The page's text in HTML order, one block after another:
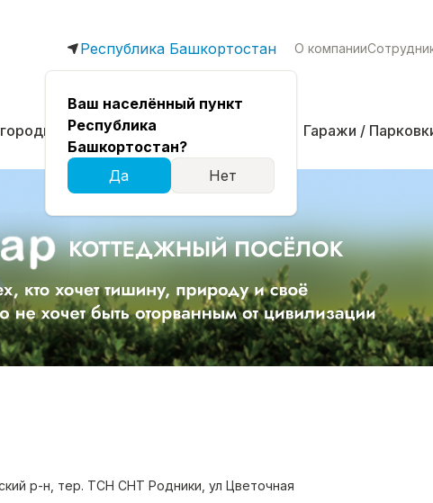
Республика Башкортостан
Ваш населённый пункт
Республика
Башкортостан?
Да
Нет
О компании
Коммерческая Гаражи /
р-н, тер. ТСН СНТ Родники, ул Цветочная